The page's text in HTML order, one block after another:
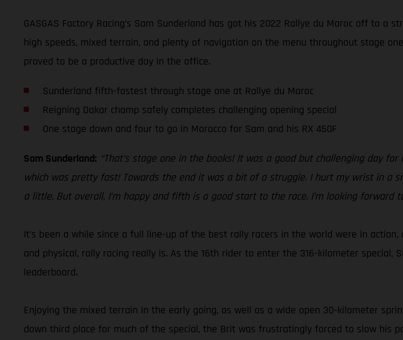
GASGAS Factory Racing’s Sam Sunderland has got his 2022 Rallye du Maroc off to
high speeds, mixed terrain, and plenty of navigation on the menu throughout stage
proved to be a productive day in the office.
Sunderland fifth-fastest through stage one at Rallye du Maroc
Reigning Dakar champ safely completes challenging opening special
One stage down and four to go in Morocco for Sam and his RX 450F
Sam Sunderland: “That’s stage one in the books! It was a good but challenging day
which was pretty fast! Towards the end it was a bit of a struggle. I hurt my wrist in a
a little. But overall, I’m happy and fifth is a good start to the race, I’m looking forward
It's been a while since a full line-up of the best rally racers in the world were in
and physical, rally racing really is. As the 16th rider to enter the 316-kilometer
leaderboard.
Enjoying the mixed terrain in the early going, as well as a wide open 30-kilometer
down third place for much of the special, the Brit was frustratingly forced to slow